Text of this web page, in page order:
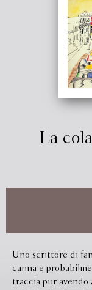
La
Uno scrittore di
canna e
traccia pur avendo